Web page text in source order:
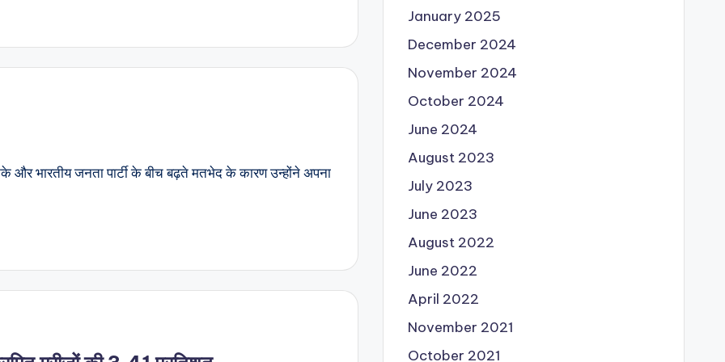
December 2024
November 2024
October 2024
June 2024
August 2023
July 2023
June 2023
August 2022
June 2022
April 2022
November 2021
October 2021
September 2021